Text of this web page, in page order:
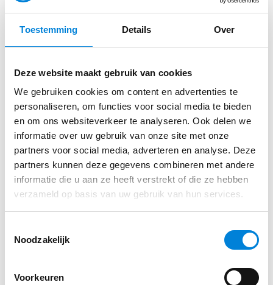
Toestemming Details Over
Deze website maakt gebruik van cookies
We gebruiken cookies om content en advertenties te
personaliseren, om functies voor social media te bieden
en om ons websiteverkeer te analyseren. Ook delen we
informatie over uw gebruik van onze site met onze
partners voor social media, adverteren en analyse. Deze
partners kunnen deze gegevens combineren met andere
informatie die u aan ze heeft verstrekt of die ze hebben
verzameld op basis van uw gebruik van hun services.
Noodzakelijk
Voorkeuren
Maar je doet nog meer. Want je verricht ook
werkzaamheden in huurwoningen die nieuwe
bewoners krijgen, zorgt voor de technische
inspecties en keuringen uit en verwerkt
wijzigingen in schema’s en tekeningen.
Als Servicemonteur kom je overal. Bij mensen
thuis, in kantoren, verzorgingstehuizen, noem
maar op. Geen dag is hetzelfde. Soms werk je
een aantal dagen aan één karwei, een andere
keer heb je acht adressen op een dag. En dan
sta je ook nog eens paraat voor storingen en
werktijden mee in de storingsdienst. Gelukkig
laat jij je niet gek maken. Hoe druk het ook is:
jij blijft je werk doelgericht en met goede zin
Direct sollicteren op deze functie?
Solliciteer via de website van Van Santvoort
Enovatieve Installaties
Solliciteren